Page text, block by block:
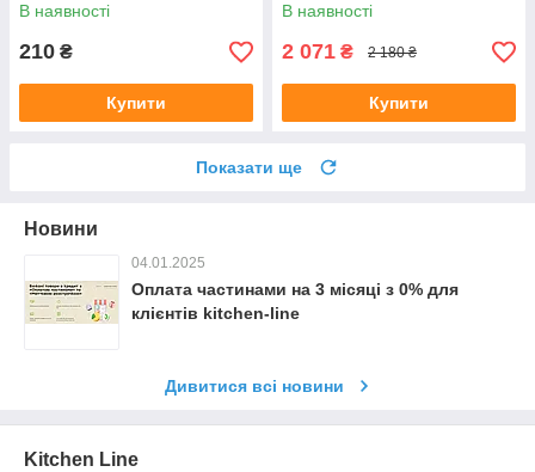
В наявності
210 ₴
Купити
В наявності
2 071 ₴ 2 180 ₴
Купити
Показати ще
Новини
04.01.2025
Оплата частинами на 3 місяці з 0% для
клієнтів kitchen-line
Дивитися всі новини
Kitchen Line